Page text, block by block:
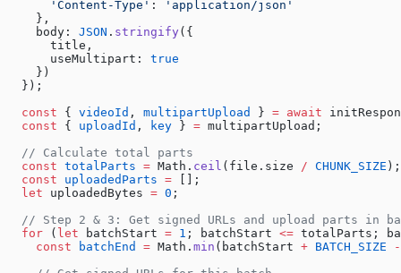
      'Content-Type'
:
'application/json'
    },
    body:
JSON . stringify({
      title,
      useMultipart:
true
    })
  });
  const
{ videoId , multipartUpload } = await
  const
{ uploadId , key } = multipartUpload;
  // Calculate total parts
  const
totalParts = Math. ceil (file.size / CHUNK_SIZE );
  const
uploadedParts = [];
  let
uploadedBytes = 0 ;
// Step 2 & 3: Get signed URLs and upload parts in
  for
( let batchStart = 1 ; batchStart <= totalParts;
    const
batchEnd = Math. min (batchStart + BATCH_SIZE -